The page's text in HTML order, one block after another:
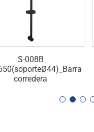
S-008B
corredera